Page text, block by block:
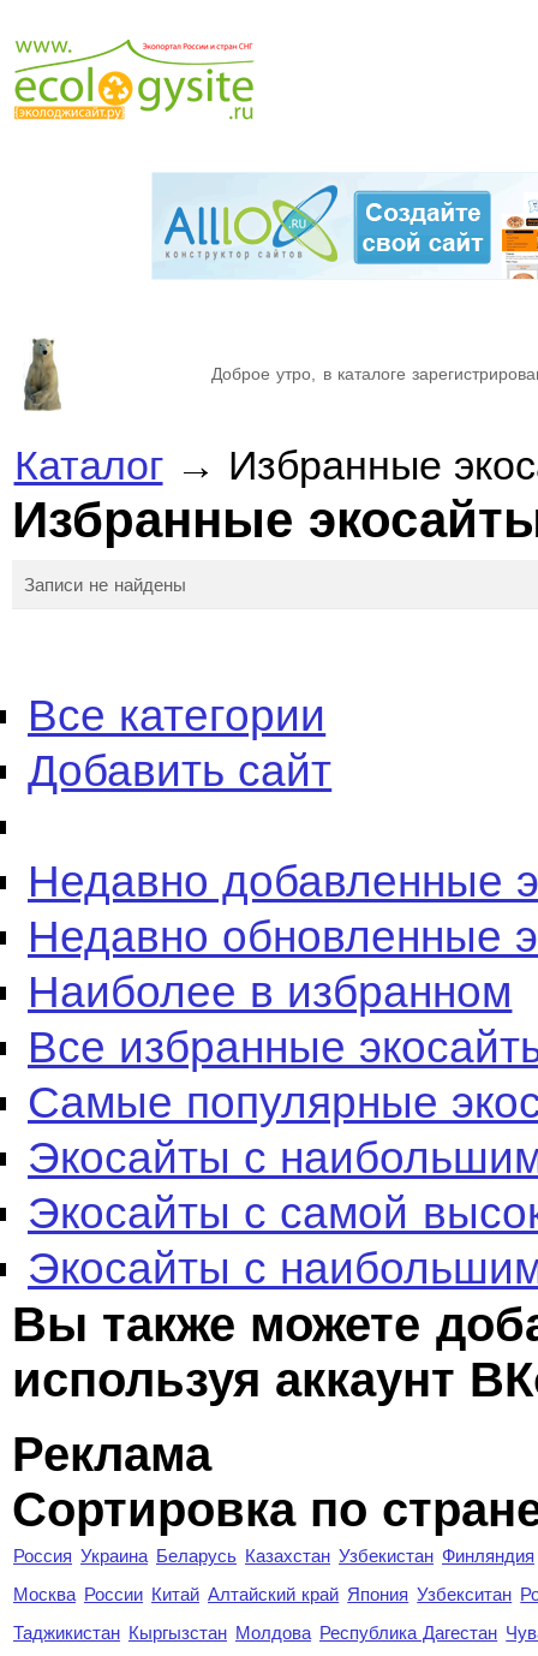
Доброе утро, в каталоге
Каталог→ Избранные
Избранные
Записи не найдены
Все категории
Добавить сайт
Недавно добавленные
Недавно обновленные
Наиболее в избранном
Все избранные
Самые популярные
Экосайты с
Экосайты с самой
Экосайты с
Вы также можете
используя аккаунт
Реклама
Сортировка по
Россия Украина Беларусь Казахстан Узбекистан Финляндия
Москва России Китай Алтайский край Япония Узбекситан
Таджикистан Кыргызстан Молдова Республика Дагестан